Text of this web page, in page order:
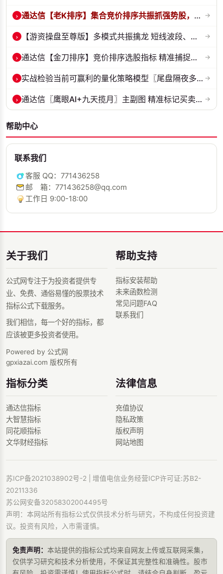
› 通达信【老K排序】集合竞价排序共振抓强势股，超高胜率，十合一排序！ →
› 【游资操盘至尊版】多模式共振擒龙 短线波段、低位抄底、游资启动行情量... →
› 通达信【金刀排序】竞价排序选股指标 精准捕捉强势首板 源码 贴图 →
› 实战检验当前可赢利的量化策略模型〖尾盘隔夜多头承接〗套装指标 源码 ... →
› 通达信〖鹰眼AI+九天揽月〗主副图 精准标记买卖拐点 九维因子共振过滤杂... →
帮助中心
联系我们
客服 QQ：771436258
邮 箱：771436258@qq.com
工作日 9:00-18:00
关于我们
公式网专注于为投资者提供专
业、免费、通俗易懂的股票技术
指标公式下载服务。
我们相信，每一个好的指标，都
应该被更多投资者使用。
Powered by 公式网
gpxiazai.com 版权所有
帮助支持
指标安装帮助
未来函数检测
常见问题FAQ
联系我们
指标分类
通达信指标
大智慧指标
同花顺指标
文华财经指标
法律信息
充值协议
隐私政策
版权声明
网站地图
苏ICP备2021038902号-2 | 增值电信业务经营ICP许可证:苏B2-
20211336
苏公网安备32058302004495号
声明：本网站所有指标公式仅供技术分析与研究，不构成任何投资建
议。投资有风险，入市需谨慎。
免责声明： 本站提供的指标公式均来自网友上传或互联网采集，
仅供学习研究和技术分析使用，不保证其完整性和准确性。股市